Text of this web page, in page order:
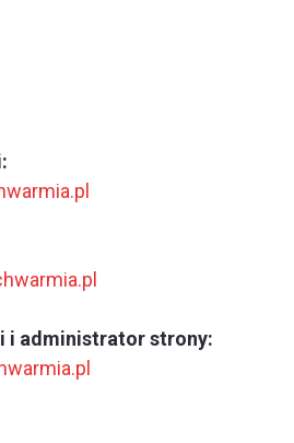
i administrator strony: